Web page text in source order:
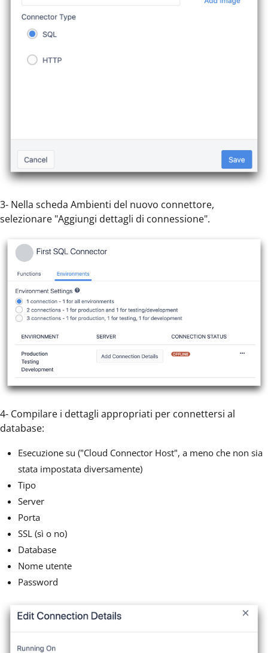
3- Nella scheda Ambienti del nuovo connettore,
selezionare "Aggiungi dettagli di connessione".
4- Compilare i dettagli appropriati per connettersi al
database:
Esecuzione su ("Cloud Connector Host", a meno che non sia
stata impostata diversamente)
Tipo
Server
Porta
SSL (sì o no)
Database
Nome utente
Password